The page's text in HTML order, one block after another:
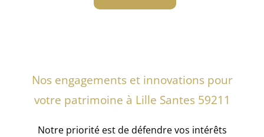
Nos engagements et innovations pour
votre patrimoine à Lille Santes 59211
Notre priorité est de défendre vos intérêts